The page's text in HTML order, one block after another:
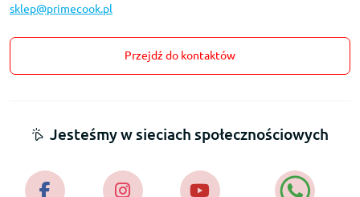
sklep@primecook.pl
Przejdź do kontaktów
Jesteśmy w sieciach społecznościowych